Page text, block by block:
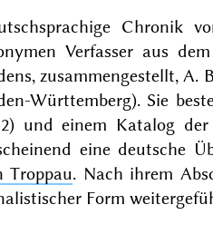
Chronik
Verfasser aus
zusammengestellt, A.
Württemberg). Sie
und einem Katalog
eine deutsche
Troppau. Nach ihrem
Form